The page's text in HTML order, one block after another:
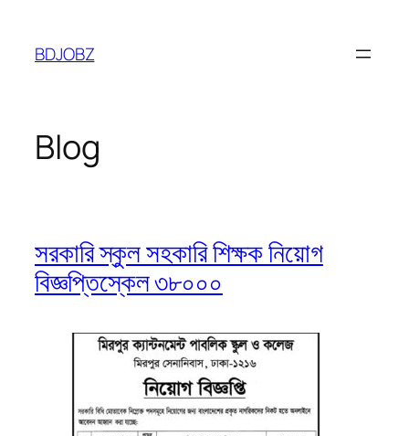
content
BDJOBZ
Blog
সরকারি স্কুল সহকারি শিক্ষক নিয়োগ
বিজ্ঞপ্তিস্কেল ৩৮০০০